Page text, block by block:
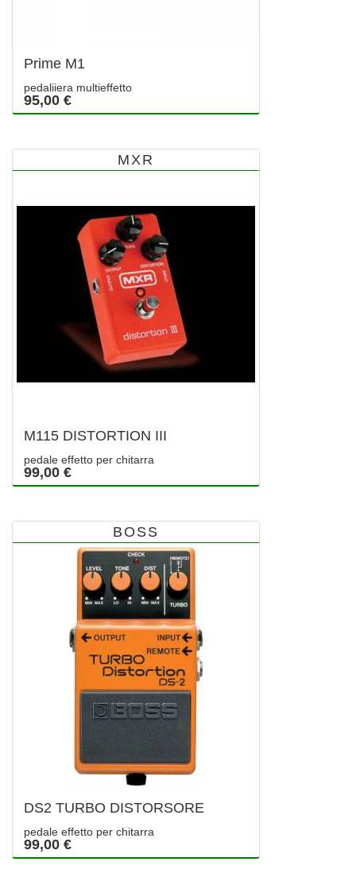
Prime M1
pedaliiera multieffetto
95,00 €
MXR
M115 DISTORTION III
pedale effetto per chitarra
99,00 €
BOSS
DS2 TURBO DISTORSORE
pedale effetto per chitarra
99,00 €